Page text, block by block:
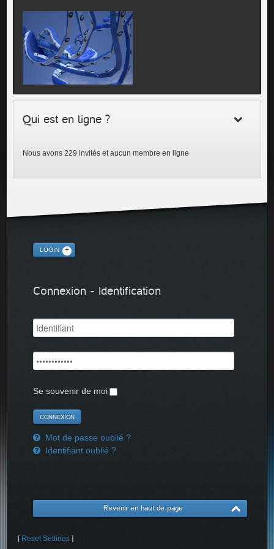
Qui est en ligne ?
Nous avons 229 invités et aucun membre en ligne
LOGIN
Connexion - Identification
Se souvenir de moi
Mot de passe oublié ?
Identifiant oublié ?
Revenir en haut de page
[ Reset Settings ]